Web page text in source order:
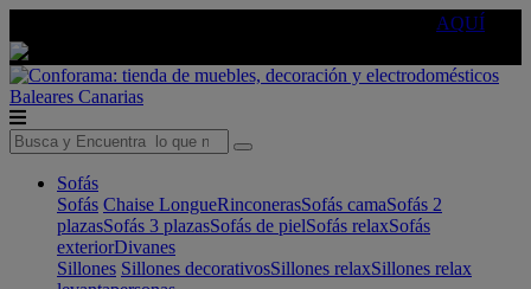
AQUÍ
Baleares Canarias
Sofás
Sofás Chaise LongueRinconerasSofás camaSofás 2
plazasSofás 3 plazasSofás de pielSofás relaxSofás
exteriorDivanes
Sillones Sillones decorativosSillones relaxSillones relax